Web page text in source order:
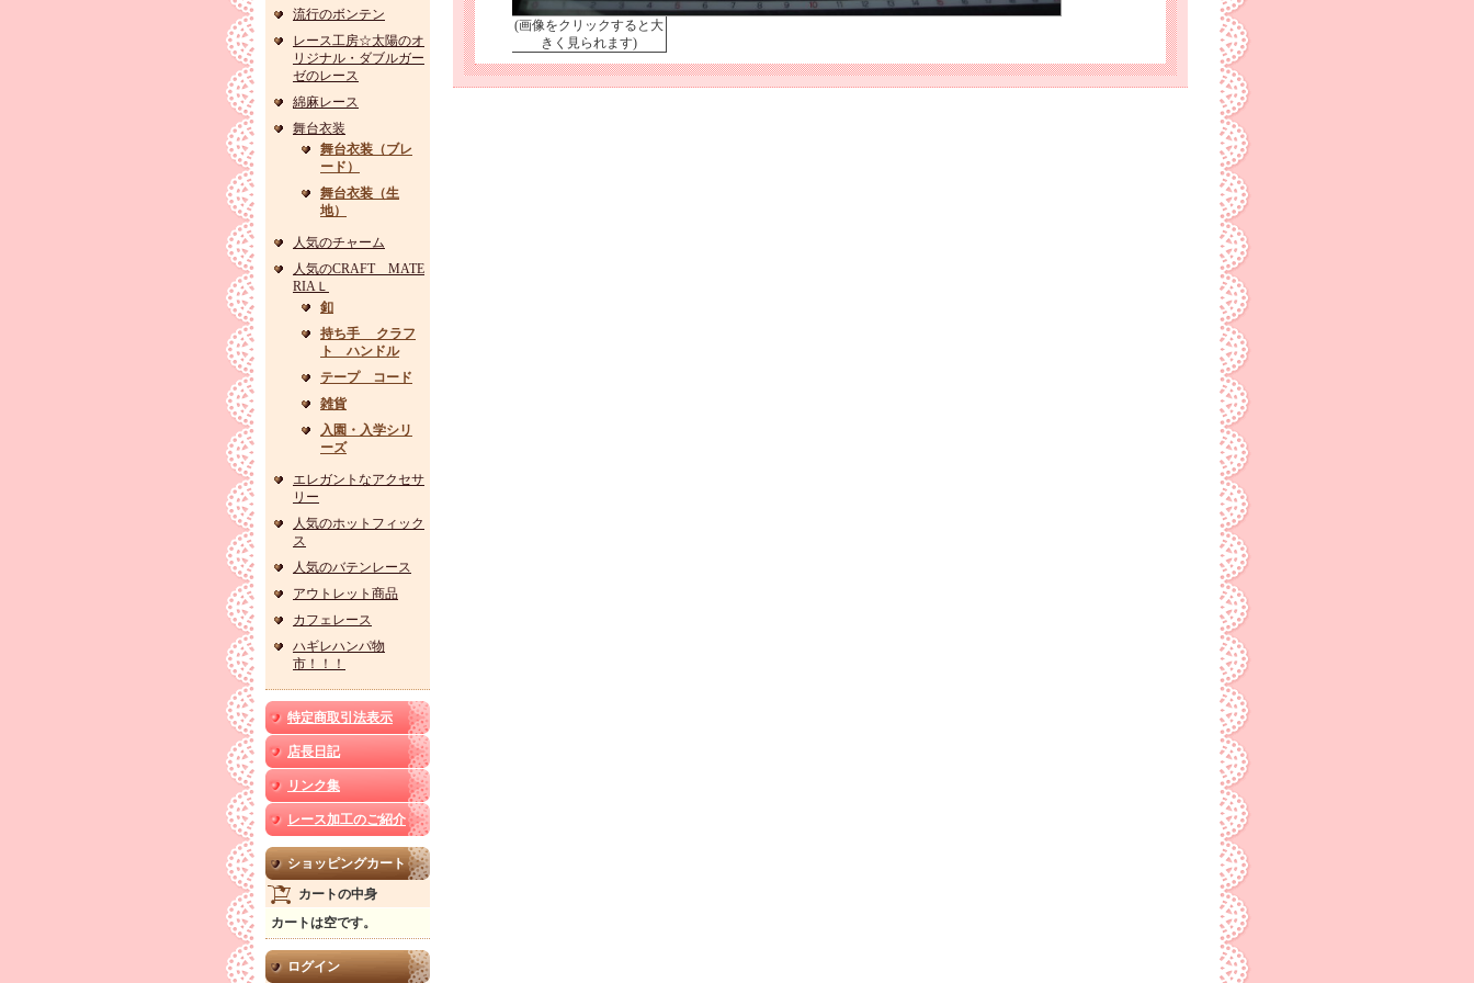
流行のボンテン
レース工房☆太陽のオ
リジナル・ダブルガー
ゼのレース
綿麻レース
舞台衣装
舞台衣装（ブレ
ード）
舞台衣装（生
地）
人気のチャーム
人気のCRAFT MATE
RIAＬ
釦
持ち手 クラフ
ト ハンドル
テープ コード
雑貨
入園・入学シリ
ーズ
エレガントなアクセサ
リー
人気のホットフィック
ス
人気のバテンレース
アウトレット商品
カフェレース
ハギレハンパ物
市！！！
特定商取引法表示
店長日記
リンク集
レース加工のご紹介
ショッピングカート
カートの中身
カートは空です。
ログイン
(画像をクリックすると大
きく見られます)